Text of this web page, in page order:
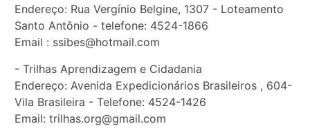
Endereço: Rua Vergínio Belgine, 1307 - Loteamento
Santo Antônio - telefone: 4524-1866
Email : ssibes@hotmail.com
- Trilhas Aprendizagem e Cidadania
Endereço: Avenida Expedicionários Brasileiros , 604-
Vila Brasileira - Telefone: 4524-1426
Email: trilhas.org@gmail.com